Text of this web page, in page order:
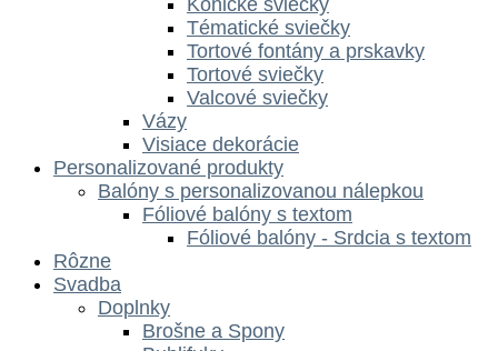
Tématické sviečky
Tortové fontány a prskavky
Tortové sviečky
Valcové sviečky
Vázy
Visiace dekorácie
Personalizované produkty
Balóny s personalizovanou nálepkou
Fóliové balóny s textom
Fóliové balóny - Srdcia s textom
Rôzne
Svadba
Doplnky
Brošne a Spony